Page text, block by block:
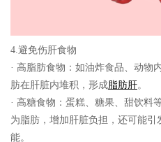
4.避免伤肝食物
· 高脂肪食物：如油炸食品、动物
肪在肝脏内堆积，形成脂肪肝。
· 高糖食物：蛋糕、糖果、甜饮料
为脂肪，增加肝脏负担，还可能
能。